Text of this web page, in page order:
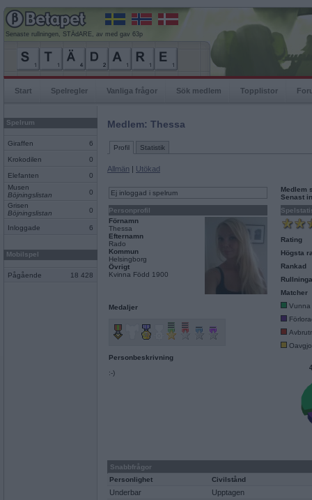
Senaste rullningen, STÄdARE, av med gav 63p
Start Spelregler Vanliga frågor Sök medlem Topplistor
Spelrum
Giraffen 6
Krokodilen 0
Elefanten
0
Musen
Böjningslistan
0
Grisen
Böjningslistan
0
Inloggade 6
Mobilspel
Pågående 18 428
Medlem: Thessa
Profil Statistik
Allmän | Utökad
Ej inloggad i spelrum
Personprofil
Förnamn
Thessa
Efternamn
Rado
Kommun
Helsingborg
Övrigt
Kvinna Född 1900
Medaljer
Personbeskrivning
:-)
Medlem
Senast
Rating
Högsta
Rankad
Matcher
Vunna
Snabbfrågor
Personlighet
Civilstånd
Underbar Upptagen